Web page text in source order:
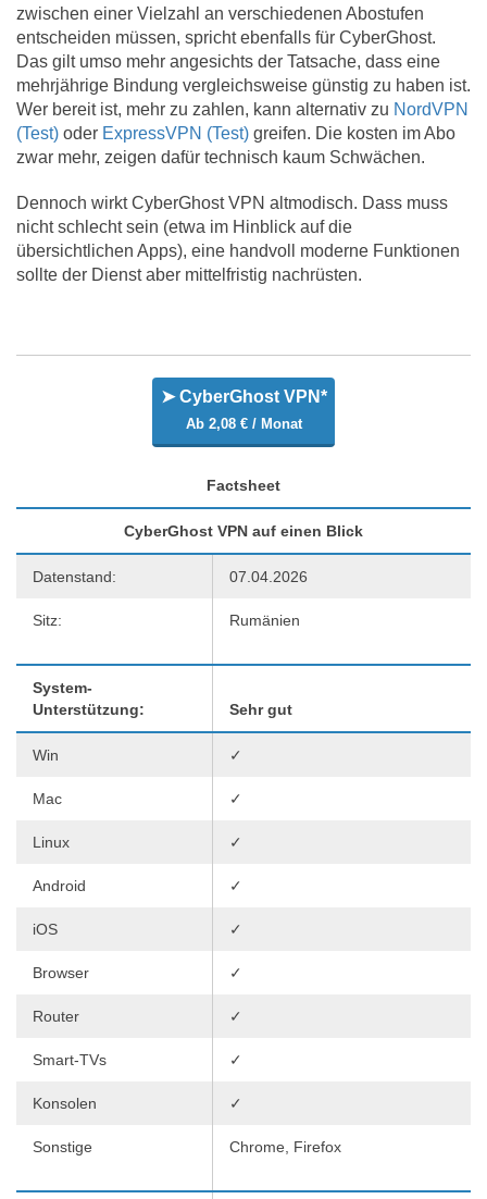
zwischen einer Vielzahl an verschiedenen Abostufen
entscheiden müssen, spricht ebenfalls für CyberGhost.
Das gilt umso mehr angesichts der Tatsache, dass eine
mehrjährige Bindung vergleichsweise günstig zu haben ist.
Wer bereit ist, mehr zu zahlen, kann alternativ zu NordVPN
(Test) oder ExpressVPN (Test) greifen. Die kosten im Abo
zwar mehr, zeigen dafür technisch kaum Schwächen.
Dennoch wirkt CyberGhost VPN altmodisch. Dass muss
nicht schlecht sein (etwa im Hinblick auf die
übersichtlichen Apps), eine handvoll moderne Funktionen
sollte der Dienst aber mittelfristig nachrüsten.
➤ CyberGhost VPN*
Ab 2,08 € / Monat
Factsheet
CyberGhost VPN auf einen Blick
Datenstand: 07.04.2026
Sitz: Rumänien
System-
Unterstützung:
Sehr gut
Win ✓
Mac ✓
Linux ✓
Android ✓
iOS ✓
Browser ✓
Router ✓
Smart-TVs ✓
Konsolen ✓
Sonstige Chrome, Firefox